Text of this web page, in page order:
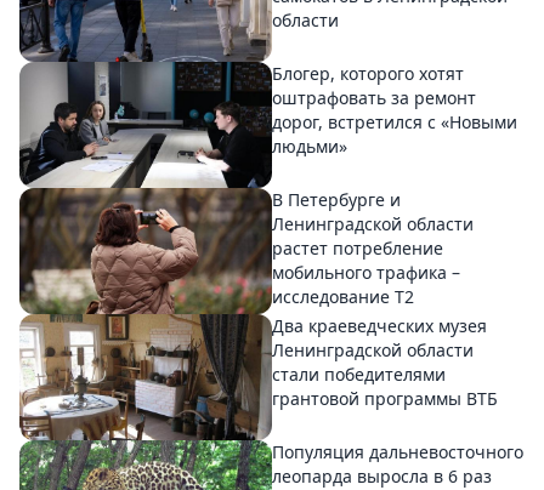
области
Блогер, которого хотят
оштрафовать за ремонт
дорог, встретился с «Новыми
людьми»
В Петербурге и
Ленинградской области
растет потребление
мобильного трафика –
исследование T2
Два краеведческих музея
Ленинградской области
стали победителями
грантовой программы ВТБ
Популяция дальневосточного
леопарда выросла в 6 раз